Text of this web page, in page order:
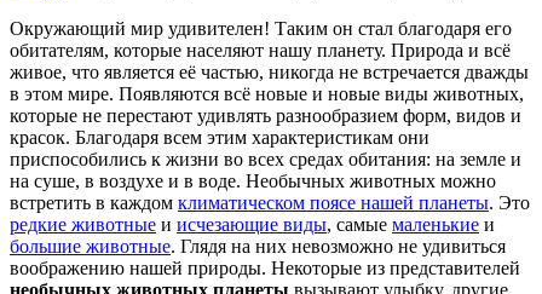
Окружающий мир удивителен! Таким он стал благодаря его
обитателям, которые населяют нашу планету. Природа и всё
живое, что является её частью, никогда не встречается дважды
в этом мире. Появляются всё новые и новые виды животных,
которые не перестают удивлять разнообразием форм, видов и
красок. Благодаря всем этим характеристикам они
приспособились к жизни во всех средах обитания: на земле и
на суше, в воздухе и в воде. Необычных животных можно
встретить в каждом климатическом поясе нашей планеты. Это
редкие животные и исчезающие виды, самые маленькие и
большие животные. Глядя на них невозможно не удивиться
воображению нашей природы. Некоторые из представителей
необычных животных планеты вызывают улыбку, другие